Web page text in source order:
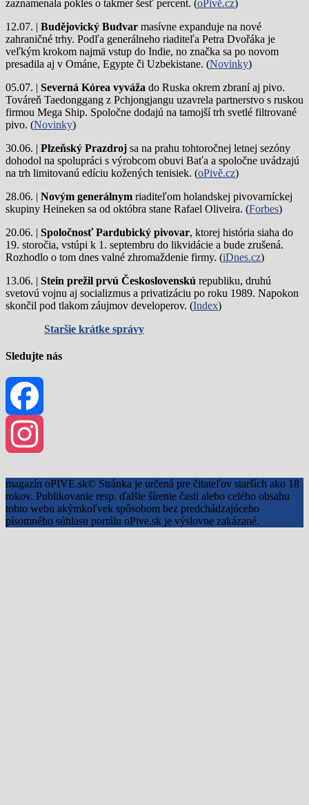
zaznamenala pokles o takmer šesť percent. (oPivě.cz)
12.07. | Budějovický Budvar masívne expanduje na nové
zahraničné trhy. Podľa generálneho riaditeľa Petra Dvořáka je
veľkým krokom najmä vstup do Indie, no značka sa po novom
presadila aj v Ománe, Egypte či Uzbekistane. (Novinky)
05.07. | Severná Kórea vyváža do Ruska okrem zbraní aj pivo.
Továreň Taedonggang z Pchjongjangu uzavrela partnerstvo s ruskou
firmou Mega Ship. Spoločne dodajú na tamojší trh svetlé filtrované
pivo. (Novinky)
30.06. | Plzeňský Prazdroj sa na prahu tohtoročnej letnej sezóny
dohodol na spolupráci s výrobcom obuvi Baťa a spoločne uvádzajú
na trh limitovanú edíciu kožených tenisiek. (oPivě.cz)
28.06. | Novým generálnym riaditeľom holandskej pivovarníckej
skupiny Heineken sa od októbra stane Rafael Oliveira. (Forbes)
20.06. | Spoločnosť Pardubický pivovar, ktorej história siaha do
19. storočia, vstúpi k 1. septembru do likvidácie a bude zrušená.
Rozhodlo o tom dnes valné zhromaždenie firmy. (iDnes.cz)
13.06. | Stein prežil prvú Československú republiku, druhú
svetovú vojnu aj socializmus a privatizáciu po roku 1989. Napokon
skončil pod tlakom záujmov developerov. (Index)
Staršie krátke správy
Sledujte nás
Facebook
magazín oPIVE.sk© Stránka je určená pre čitateľov starších ako 18
rokov. Publikovanie resp. ďalšie šírenie časti alebo celého obsahu
tohto webu akýmkoľvek spôsobom bez predchádzajúceho
písomného súhlasu portálu oPive.sk je výslovne zakázané.